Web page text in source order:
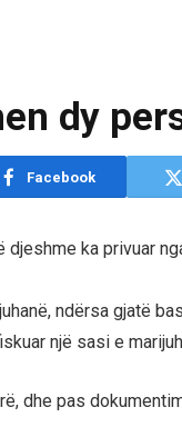
dy
Facebook
ka privuar
ndërsa gjatë
një sasi e
dhe pas